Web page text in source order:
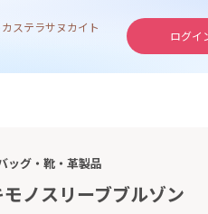
ログイ
カステラサヌカイト
ッグ・靴・革製品
ノスリーブブルゾン